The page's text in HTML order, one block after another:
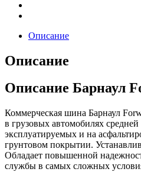
Описание
Описание
Описание Барнаул
Коммерческая шина Барнаул
в грузовых автомобилях
эксплуатируемых и на
грунтовом покрытии.
Обладает повышенной
службы в самых сложных